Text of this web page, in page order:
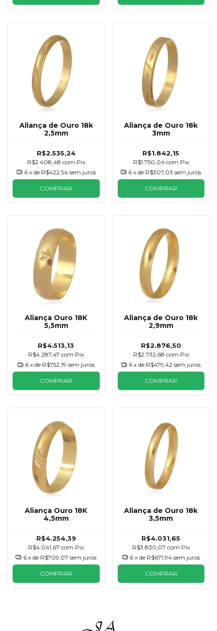
Aliança de Ouro 18k
2,5mm
R$2.535,24
R$2.408,48 com Pix
6 x de R$422,54 sem juros
COMPRAR
Aliança de Ouro 18k
3mm
R$1.842,15
R$1.750,04 com Pix
6 x de R$307,03 sem juros
COMPRAR
Aliança Ouro 18K
5,5mm
R$4.513,13
R$4.287,47com Pix
6 x de R$752,19 sem juros
COMPRAR
Aliança de Ouro 18k
2,9mm
R$2.876,50
R$2.732,68 com Pix
6 x de R$479,42 sem juros
COMPRAR
Aliança Ouro 18K
4,5mm
R$4.254,39
R$4.041,67com Pix
6 x de R$709,07 sem juros
COMPRAR
Aliança de Ouro 18k
3,5mm
R$4.031,65
R$3.830,07 com Pix
6 x de R$671,94 sem juros
COMPRAR